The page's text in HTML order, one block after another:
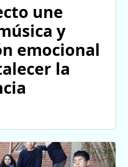
une
y
emocional
la